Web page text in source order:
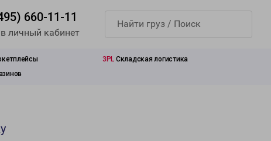
660-11-11
личный кабинет
3PL Складская логистика